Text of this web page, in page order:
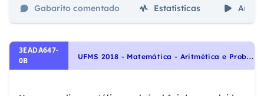
Gabarito comentado Estatísticas Aulas
3EADA647-
0B
U
FMS 2018 - Matemática - Aritmética e Problemas, Áreas e Perímetros, Razão, Proporção e Números Proporcionais, Geometria Plana